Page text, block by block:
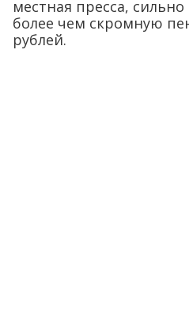
местная пресса,
более чем скромную
рублей.